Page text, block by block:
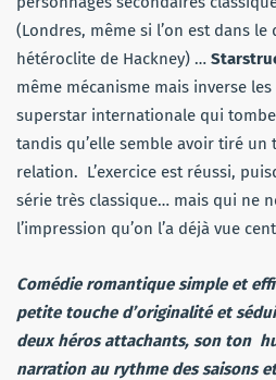
(Londres, même si l’on est dans
hétéroclite de Hackney) …
même mécanisme mais inverse les
superstar internationale qui
tandis qu’elle semble avoir tiré
relation. L’exercice est réussi,
série très classique… mais qui ne
l’impression qu’on l’a déjà vue
Comédie romantique simple et
petite touche d’originalité et
deux héros attachants, son ton
narration au rythme des saisons